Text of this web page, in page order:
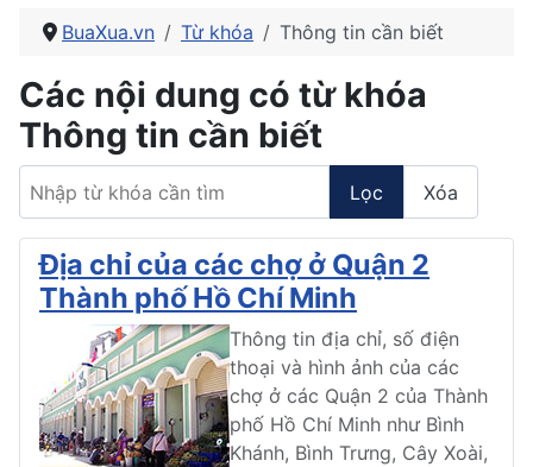
BuaXua.vn Từ khóa Thông tin cần biết
Các nội dung có từ khóa
Thông tin cần biết
Nhập từ khóa cần tìm
Lọc Xóa
Địa chỉ của các chợ ở Quận 2
Thành phố Hồ Chí Minh
Thông tin địa chỉ, số điện
thoại và hình ảnh của các
chợ ở các Quận 2 của Thành
phố Hồ Chí Minh như Bình
Khánh, Bình Trưng, Cây Xoài,